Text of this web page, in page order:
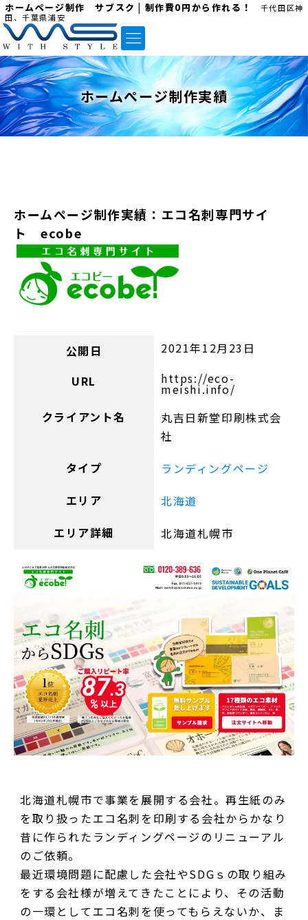
ホームページ制作 サブスク | 制作費0円から作れる！
千代田区神
田、千葉県浦安
ホームぺージ制作実績
ホームぺージ制作実績：エコ名刺専門サイ
ト ecobe
公開日
2021年12月23日
URL
https://eco-
meishi.info/
クライアント名
丸吉日新堂印刷株式会
社
タイプ
ランディングページ
エリア
北海道
エリア詳細
北海道札幌市
北海道札幌市で事業を展開する会社。再生紙のみ
を取り扱ったエコ名刺を印刷する会社からかなり
昔に作られたランディングページのリニューアル
のご依頼。
最近環境問題に配慮した会社やSDGｓの取り組み
をする会社様が増えてきたことにより、その活動
の一環としてエコ名刺を使ってもらえないか、ま